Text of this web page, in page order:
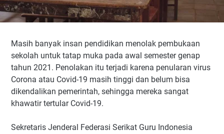
Masih banyak insan pendidikan menolak pembukaan
sekolah untuk tatap muka pada awal semester genap
tahun 2021. Penolakan itu terjadi karena penularan virus
Corona atau Covid-19 masih tinggi dan belum bisa
dikendalikan pemerintah, sehingga mereka sangat
khawatir tertular Covid-19.
Sekretaris Jenderal Federasi Serikat Guru Indonesia